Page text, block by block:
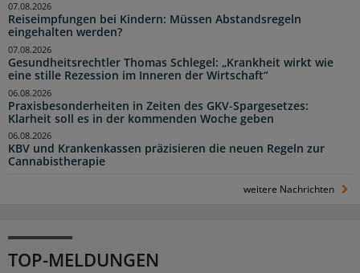
Reiseimpfungen bei Kindern: Müssen Abstandsregeln
eingehalten werden?
07.08.2026
Gesundheitsrechtler Thomas Schlegel: „Krankheit wirkt wie
eine stille Rezession im Inneren der Wirtschaft“
07.08.2026
Praxisbesonderheiten in Zeiten des GKV-Spargesetzes:
Klarheit soll es in der kommenden Woche geben
06.08.2026
KBV und Krankenkassen präzisieren die neuen Regeln zur
Cannabistherapie
06.08.2026
weitere Nachrichten
TOP-MELDUNGEN